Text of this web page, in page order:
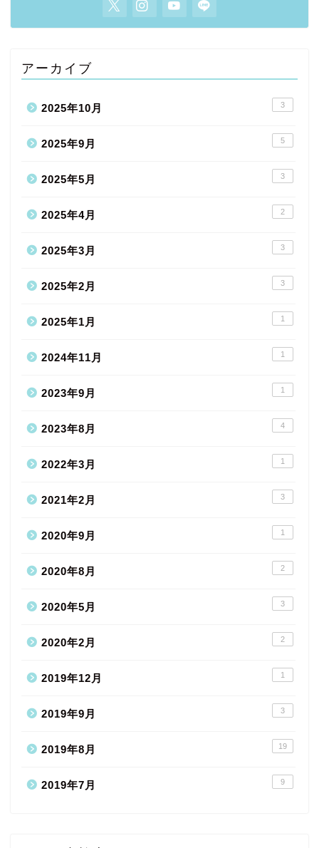
アーカイブ
2025年10月 3
2025年9月 5
2025年5月 3
2025年4月 2
2025年3月 3
2025年2月 3
2025年1月 1
2024年11月 1
2023年9月 1
2023年8月 4
2022年3月 1
2021年2月 3
2020年9月 1
2020年8月 2
2020年5月 3
2020年2月 2
2019年12月 1
2019年9月 3
2019年8月 19
2019年7月 9